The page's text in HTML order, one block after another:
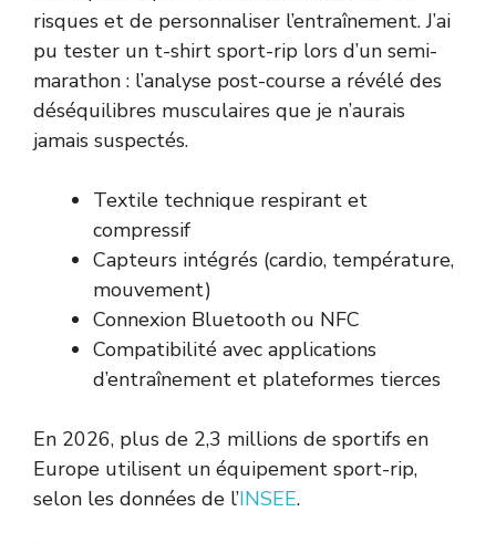
risques et de personnaliser l’entraînement. J’ai
pu tester un t-shirt sport-rip lors d’un semi-
marathon : l’analyse post-course a révélé des
déséquilibres musculaires que je n’aurais
jamais suspectés.
Textile technique respirant et
compressif
Capteurs intégrés (cardio, température,
mouvement)
Connexion Bluetooth ou NFC
Compatibilité avec applications
d’entraînement et plateformes tierces
En 2026, plus de 2,3 millions de sportifs en
Europe utilisent un équipement sport-rip,
selon les données de l’INSEE.